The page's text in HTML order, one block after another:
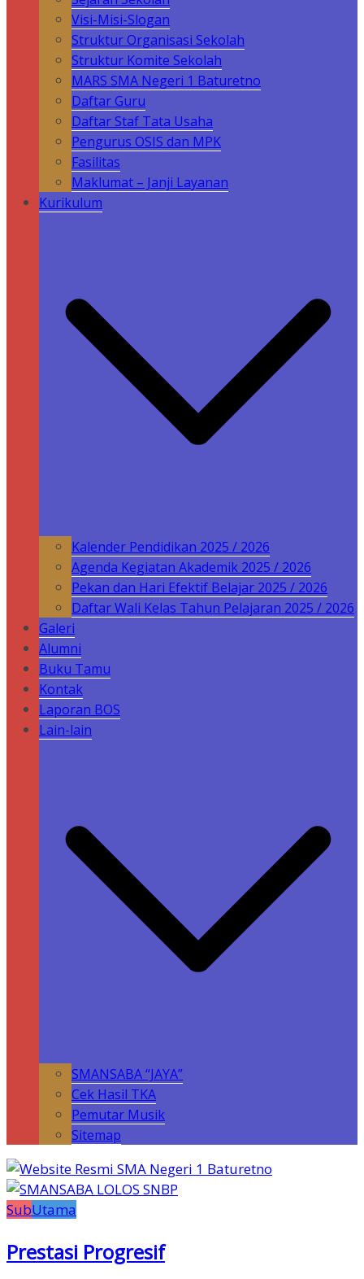
Visi-Misi-Slogan
Struktur Organisasi Sekolah
Struktur Komite Sekolah
MARS SMA Negeri 1 Baturetno
Daftar Guru
Daftar Staf Tata Usaha
Pengurus OSIS dan MPK
Fasilitas
Maklumat – Janji Layanan
Kurikulum
Kalender Pendidikan 2025 / 2026
Agenda Kegiatan Akademik 2025 / 2026
Pekan dan Hari Efektif Belajar 2025 / 2026
Daftar Wali Kelas Tahun Pelajaran 2025 / 2026
Galeri
Alumni
Buku Tamu
Kontak
Laporan BOS
Lain-lain
SMANSABA “JAYA”
Cek Hasil TKA
Pemutar Musik
Sitemap
SubUtama
Prestasi Progresif